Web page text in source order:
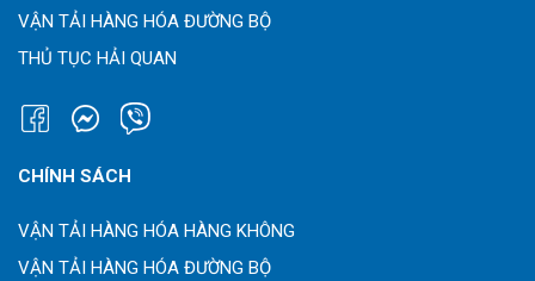
VẬN TẢI HÀNG HÓA ĐƯỜNG BỘ
THỦ TỤC HẢI QUAN
CHÍNH SÁCH
VẬN TẢI HÀNG HÓA HÀNG KHÔNG
VẬN TẢI HÀNG HÓA ĐƯỜNG BỘ